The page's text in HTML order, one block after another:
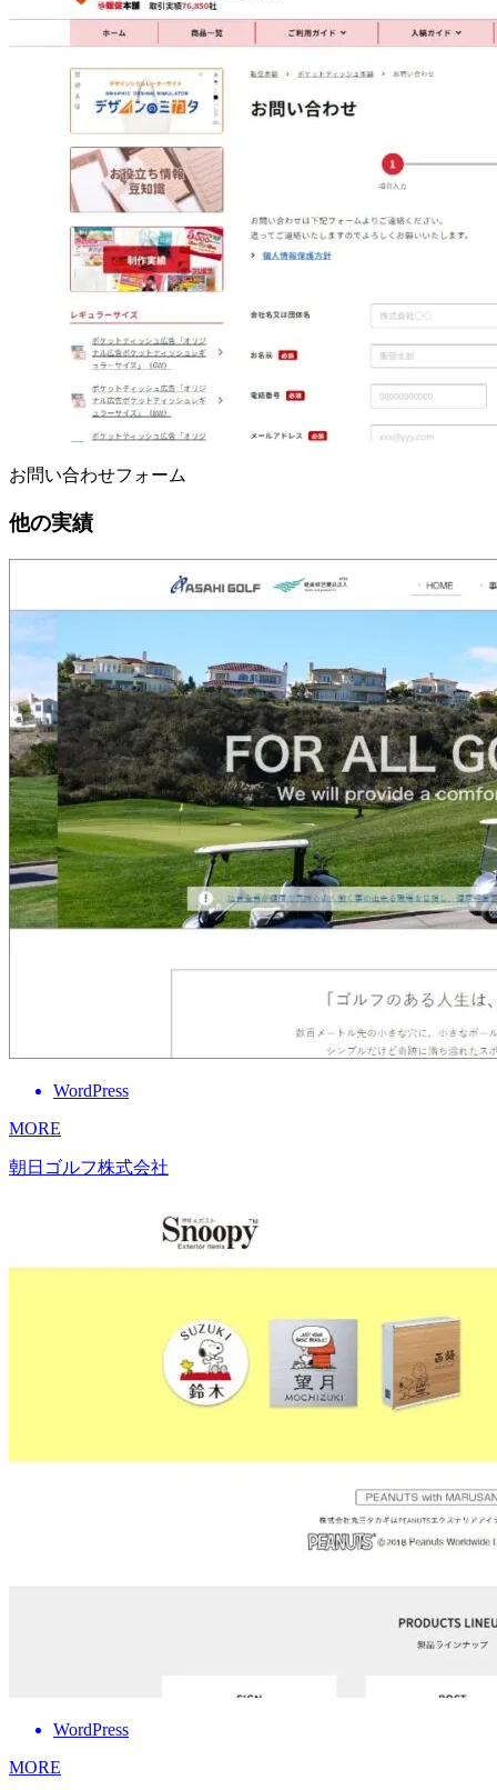
お問い合わせフォーム
他の実績
WordPress
MORE
朝日ゴルフ株式会社
WordPress
MORE